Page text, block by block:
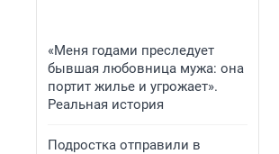
«Меня годами преследует
бывшая любовница мужа: она
портит жилье и угрожает».
Реальная история
Подростка отправили в